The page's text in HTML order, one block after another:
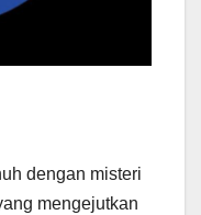
dengan misteri
mengejutkan